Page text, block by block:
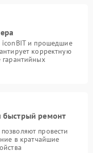
iconBIT и прошедшие
корректную
гарантийных
быстрый ремонт
провести
в кратчайшие